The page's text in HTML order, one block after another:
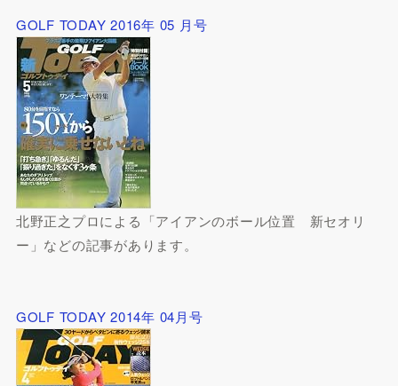
GOLF TODAY 2016年 05 月号
北野正之プロによる「アイアンのボール位置 新セオリ
ー」などの記事があります。
GOLF TODAY 2014年 04月号